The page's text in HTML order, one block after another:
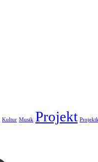
Kultur Musik Projekt